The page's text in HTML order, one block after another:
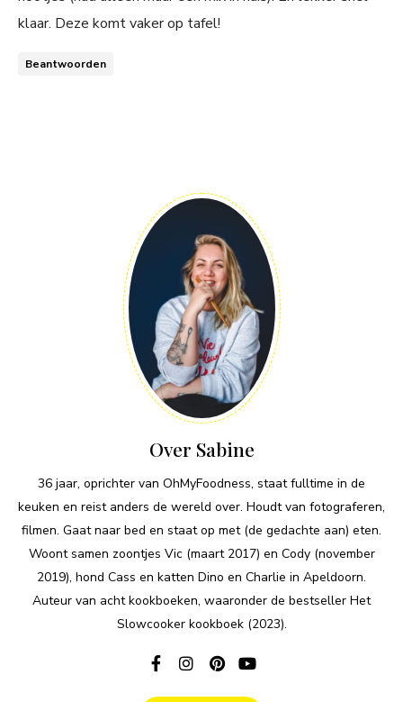
klaar. Deze komt vaker op tafel!
Beantwoorden
Over Sabine
36 jaar, oprichter van OhMyFoodness, staat fulltime in de
keuken en reist anders de wereld over. Houdt van fotograferen,
filmen. Gaat naar bed en staat op met (de gedachte aan) eten.
Woont samen zoontjes Vic (maart 2017) en Cody (november
2019), hond Cass en katten Dino en Charlie in Apeldoorn.
Auteur van acht kookboeken, waaronder de bestseller Het
Slowcooker kookboek (2023).